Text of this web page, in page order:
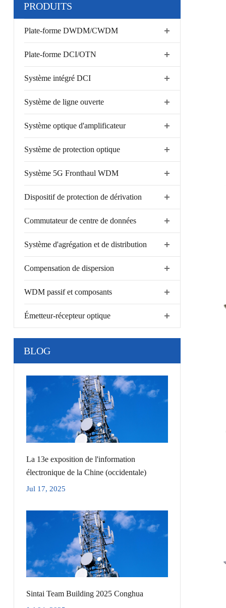
PRODUITS
Plate-forme DWDM/CWDM
Plate-forme DCI/OTN
Système intégré DCI
Système de ligne ouverte
Système optique d'amplificateur
Système de protection optique
Système 5G Fronthaul WDM
Dispositif de protection de dérivation
Commutateur de centre de données
Système d'agrégation et de distribution
Compensation de dispersion
WDM passif et composants
Émetteur-récepteur optique
BLOG
La 13e exposition de l'information
électronique de la Chine (occidentale)
Jul 17, 2025
Sintai Team Building 2025 Conghua